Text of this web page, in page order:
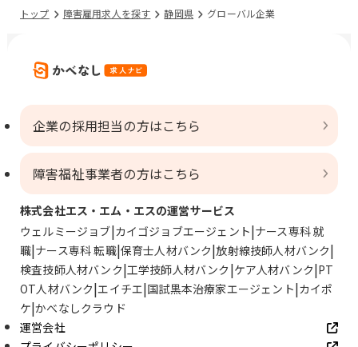
トップ 障害雇用求人を探す 静岡県 グローバル企業
企業の採用担当の方はこちら
障害福祉事業者の方はこちら
株式会社エス・エム・エスの運営サービス
ウェルミージョブ カイゴジョブエージェント ナース専科 就
職 ナース専科 転職 保育士人材バンク 放射線技師人材バンク
検査技師人材バンク 工学技師人材バンク ケア人材バンク PT
OT人材バンク エイチエ 国試黒本治療家エージェント カイポ
ケ かべなしクラウド
運営会社